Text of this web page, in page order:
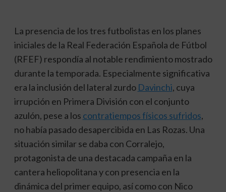
La presencia de los tres futbolistas en los planes
iniciales de la Real Federación Española de Fútbol
(RFEF) respondía al notable rendimiento mostrado
durante la temporada. Especialmente significativa
era la inclusión del lateral zurdo Davinchi, cuya
irrupción en Primera División con el conjunto
azulón, pese a los contratiempos físicos sufridos,
no había pasado desapercibida en Las Rozas. Una
situación similar se daba con Corralejo,
protagonista de una destacada campaña en la
cantera heliopolitana y con presencia en la
dinámica del primer equipo, así como con Nico